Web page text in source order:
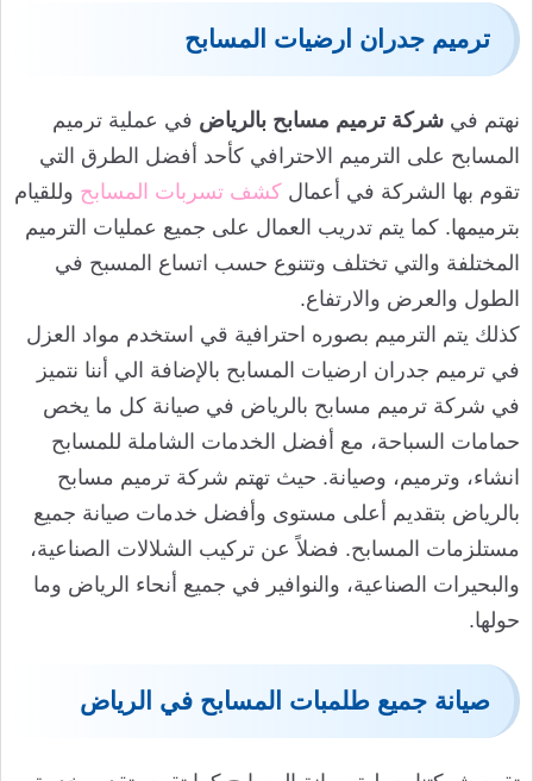
ترميم جدران ارضيات المسابح
نهتم في شركة ترميم مسابح بالرياض في عملية ترميم
المسابح على الترميم الاحترافي كأحد أفضل الطرق التي
تقوم بها الشركة في أعمال كشف تسربات المسابح وللقيام
بترميمها. كما يتم تدريب العمال على جميع عمليات الترميم
المختلفة والتي تختلف وتتنوع حسب اتساع المسبح في
الطول والعرض والارتفاع.
كذلك يتم الترميم بصوره احترافية قي استخدم مواد العزل
في ترميم جدران ارضيات المسابح بالإضافة الي أننا نتميز
في شركة ترميم مسابح بالرياض في صيانة كل ما يخص
حمامات السباحة، مع أفضل الخدمات الشاملة للمسابح
انشاء، وترميم، وصيانة. حيث تهتم شركة ترميم مسابح
بالرياض بتقديم أعلى مستوى وأفضل خدمات صيانة جميع
مستلزمات المسابح. فضلاً عن تركيب الشلالات الصناعية،
والبحيرات الصناعية، والنوافير في جميع أنحاء الرياض وما
حولها.
صيانة جميع طلمبات المسابح في الرياض